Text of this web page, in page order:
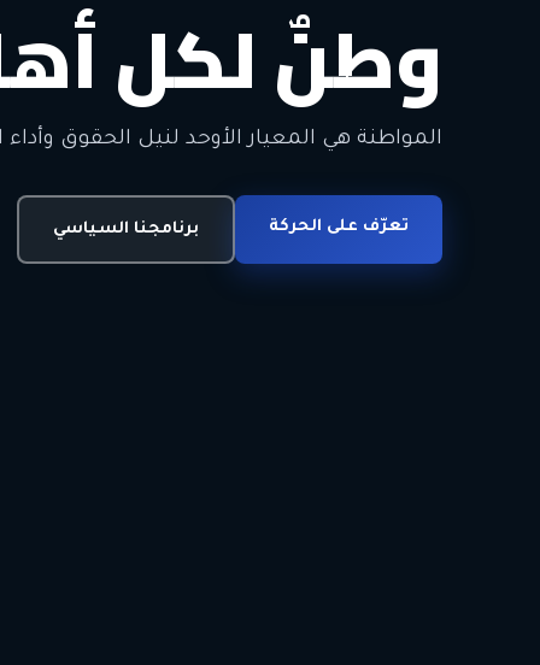
وطنٌ لكل
المواطنة هي المعيار الأوحد لنيل الحقوق وأداء
تعرّف على الحركة برنامجنا السياسي
معاً من أجل
الحرية • الوحدة • السلام • الديمقراطية
انضم للحركة اتصل بنا